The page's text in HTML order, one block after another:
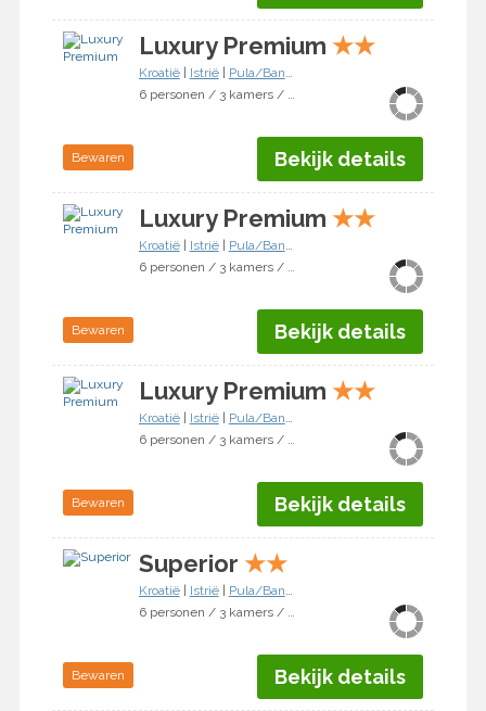
Luxury Premium ★★
Kroatië| Istrië| Pula/Banjole
6 personen / 3 kamers / 2 slaapkamers
Bewaren Bekijk details
Luxury Premium ★★
Kroatië| Istrië| Pula/Banjole
6 personen / 3 kamers / 2 slaapkamers
Bewaren Bekijk details
Luxury Premium ★★
Kroatië| Istrië| Pula/Banjole
6 personen / 3 kamers / 2 slaapkamers
Bewaren Bekijk details
Superior ★★
Kroatië| Istrië| Pula/Banjole
6 personen / 3 kamers / 2 slaapkamers
Bewaren Bekijk details